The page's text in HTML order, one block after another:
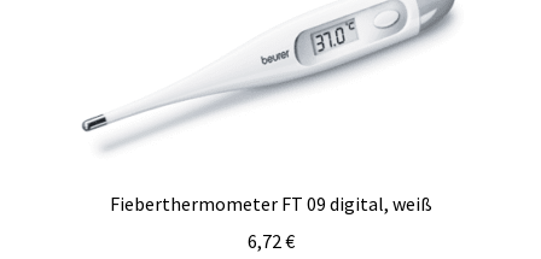
Fieberthermometer FT 09 digital, weiß
6,72€